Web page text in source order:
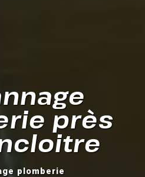
près
plomberie